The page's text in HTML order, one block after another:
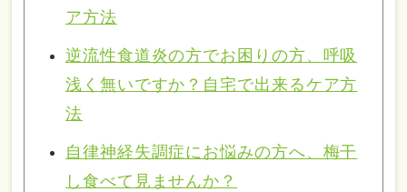
ア方法
逆流性食道炎の方でお困りの方、呼吸
浅く無いですか？自宅で出来るケア方
法
自律神経失調症にお悩みの方へ、梅干
し食べて見ませんか？